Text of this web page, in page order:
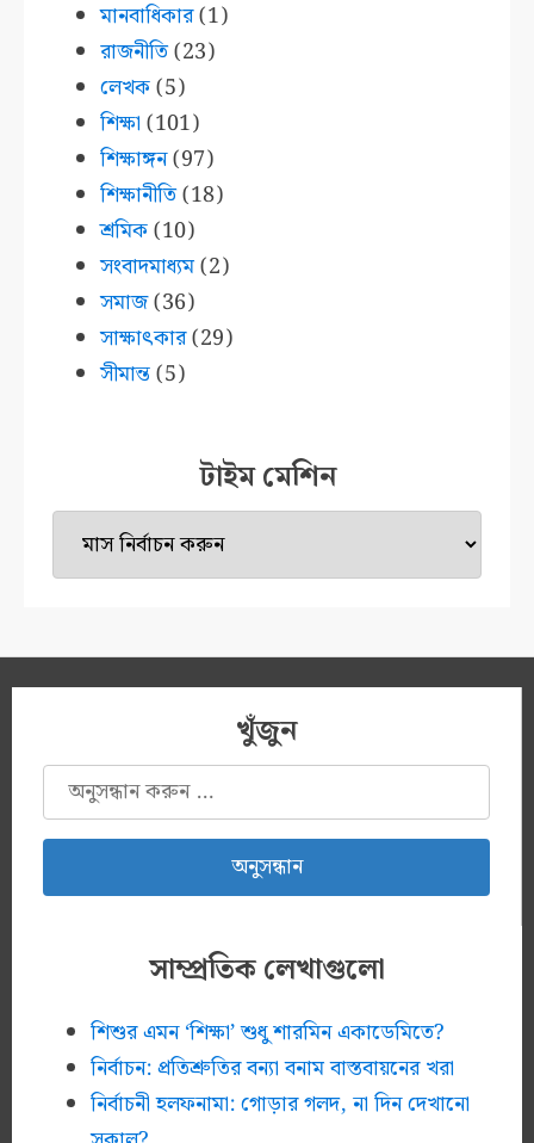
মানবাধিকার(1)
রাজনীতি(23)
লেখক(5)
শিক্ষা (101)
শিক্ষাঙ্গন(97)
শিক্ষানীতি(18)
শ্রমিক(10)
সংবাদমাধ্যম(2)
সমাজ(36)
সাক্ষাৎকার(29)
সীমান্ত(5)
টাইম মেশিন
টাইম
মেশিন
খুঁজুন
অনুসন্ধানঃ
সাম্প্রতিক লেখাগুলো
শিশুর এমন ‘শিক্ষা’ শুধু শারমিন একাডেমিতে?
নির্বাচন: প্রতিশ্রুতির বন্যা বনাম বাস্তবায়নের খরা
নির্বাচনী হলফনামা: গোড়ার গলদ, না দিন দেখানো